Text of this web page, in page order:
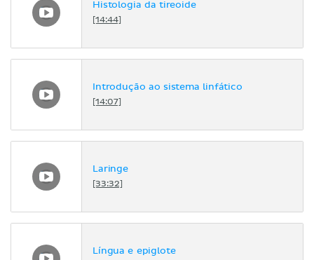
Histologia da tireoide
[14:44]
Introdução ao sistema linfático
[14:07]
Laringe
[33:32]
Língua e epiglote